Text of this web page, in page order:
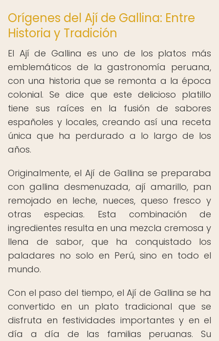
Orígenes del Ají de Gallina: Entre
Historia y Tradición
El Ají de Gallina es uno de los platos más
emblemáticos de la gastronomía peruana,
con una historia que se remonta a la época
colonial. Se dice que este delicioso platillo
tiene sus raíces en la fusión de sabores
españoles y locales, creando así una receta
única que ha perdurado a lo largo de los
años.
Originalmente, el Ají de Gallina se preparaba
con gallina desmenuzada, ají amarillo, pan
remojado en leche, nueces, queso fresco y
otras especias. Esta combinación de
ingredientes resulta en una mezcla cremosa y
llena de sabor, que ha conquistado los
paladares no solo en Perú, sino en todo el
mundo.
Con el paso del tiempo, el Ají de Gallina se ha
convertido en un plato tradicional que se
disfruta en festividades importantes y en el
día a día de las familias peruanas. Su